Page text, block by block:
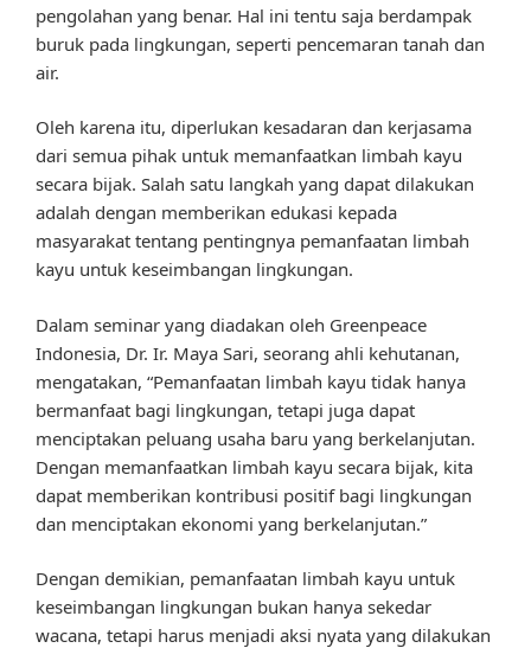
pengolahan yang benar. Hal ini tentu saja berdampak
buruk pada lingkungan, seperti pencemaran tanah dan
air.
Oleh karena itu, diperlukan kesadaran dan kerjasama
dari semua pihak untuk memanfaatkan limbah kayu
secara bijak. Salah satu langkah yang dapat dilakukan
adalah dengan memberikan edukasi kepada
masyarakat tentang pentingnya pemanfaatan limbah
kayu untuk keseimbangan lingkungan.
Dalam seminar yang diadakan oleh Greenpeace
Indonesia, Dr. Ir. Maya Sari, seorang ahli kehutanan,
mengatakan, “Pemanfaatan limbah kayu tidak hanya
bermanfaat bagi lingkungan, tetapi juga dapat
menciptakan peluang usaha baru yang berkelanjutan.
Dengan memanfaatkan limbah kayu secara bijak, kita
dapat memberikan kontribusi positif bagi lingkungan
dan menciptakan ekonomi yang berkelanjutan.”
Dengan demikian, pemanfaatan limbah kayu untuk
keseimbangan lingkungan bukan hanya sekedar
wacana, tetapi harus menjadi aksi nyata yang dilakukan